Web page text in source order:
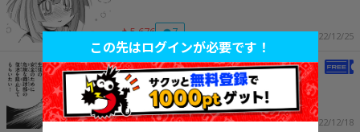
5,676 7 2022/12/25
第4話
5,641 8 2022/12/18
この先はログインが必要です！